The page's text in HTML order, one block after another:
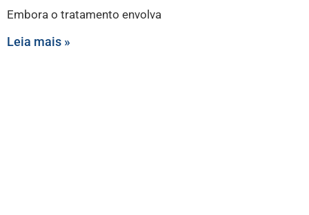
Embora o tratamento envolva
Leia mais »